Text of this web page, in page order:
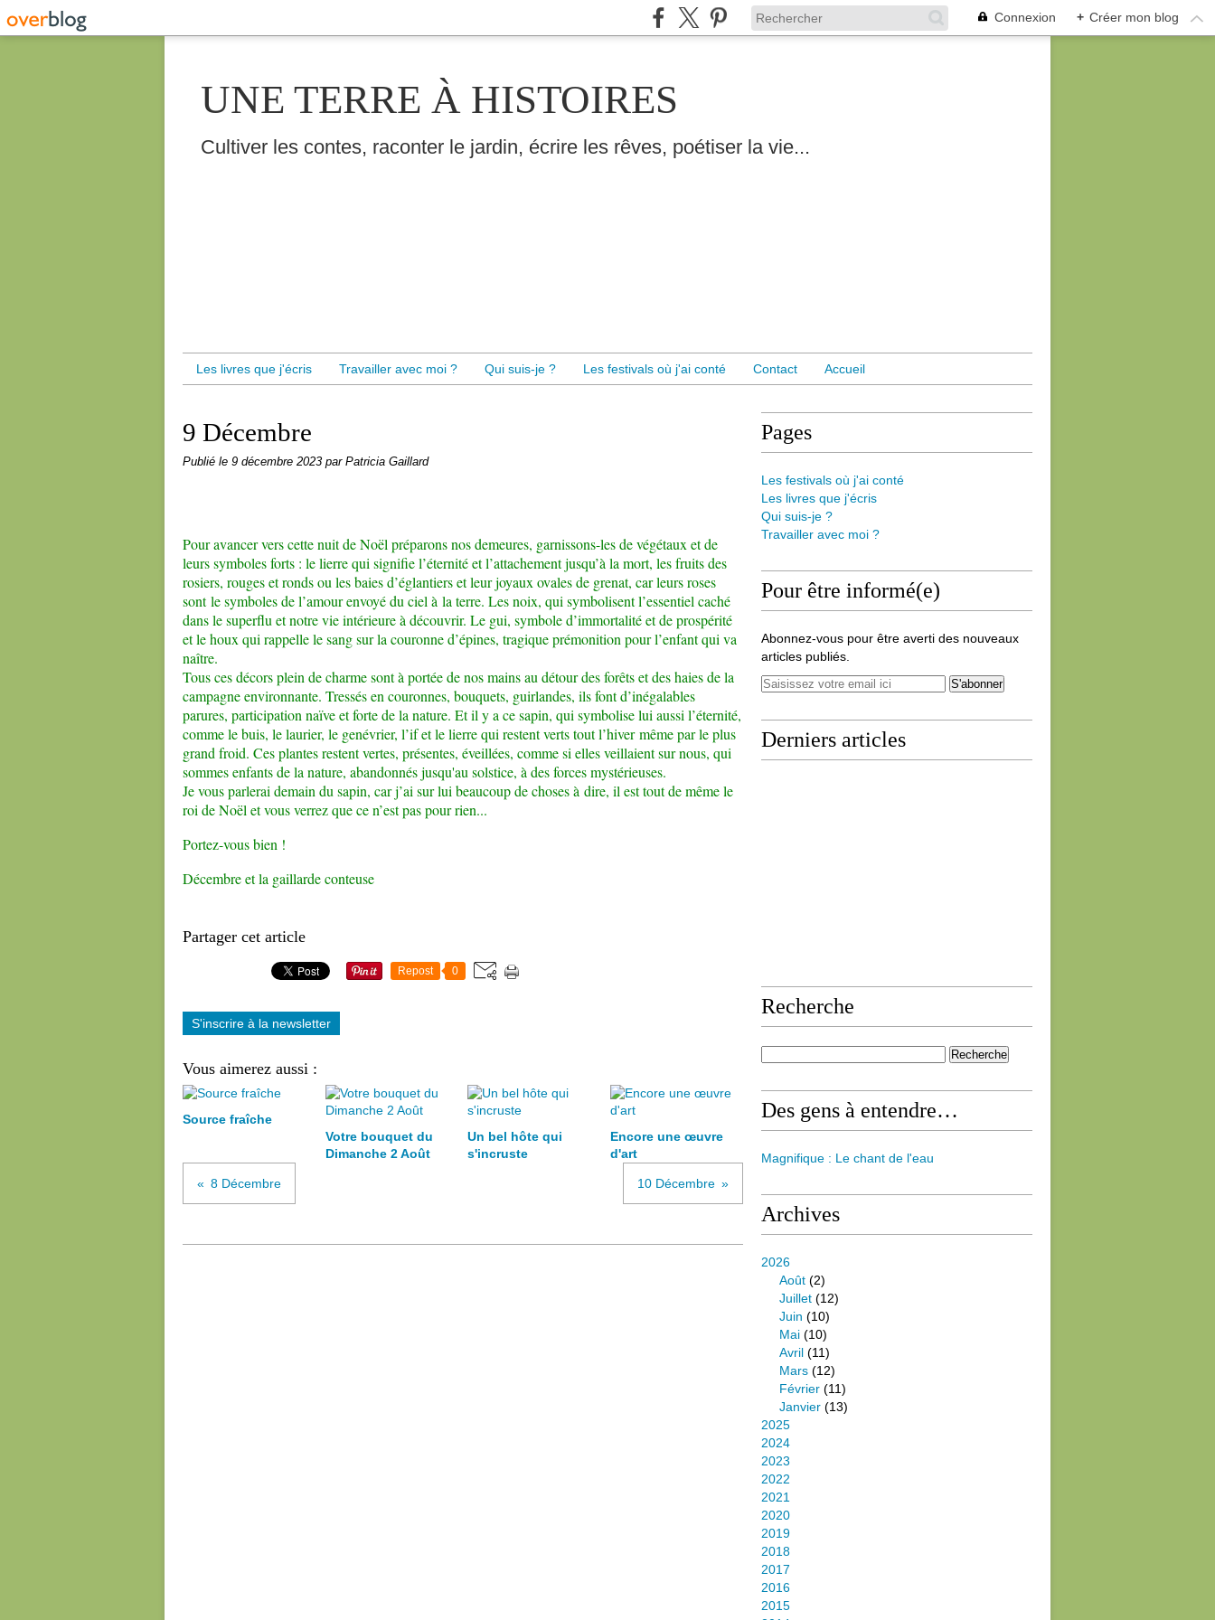
Connexion + Créer mon blog
UNE TERRE À HISTOIRES
Cultiver les contes, raconter le jardin, écrire les rêves, poétiser la vie...
Les livres que j'écris Travailler avec moi ? Qui suis-je ? Les festivals où j'ai conté Contact Accueil
9 Décembre
Publié le 9 décembre 2023 par Patricia Gaillard
Pour avancer vers cette nuit de Noël préparons nos demeures, garnissons-les de végétaux et de
leurs symboles forts : le lierre qui signifie l’éternité et l’attachement jusqu’à la mort, les fruits des
rosiers, rouges et ronds ou les baies d’églantiers et leur joyaux ovales de grenat, car leurs roses
sont le symboles de l’amour envoyé du ciel à la terre. Les noix, qui symbolisent l’essentiel caché
dans le superflu et notre vie intérieure à découvrir. Le gui, symbole d’immortalité et de prospérité
et le houx qui rappelle le sang sur la couronne d’épines, tragique prémonition pour l’enfant qui va
naître.
Tous ces décors plein de charme sont à portée de nos mains au détour des forêts et des haies de la
campagne environnante. Tressés en couronnes, bouquets, guirlandes, ils font d’inégalables
parures, participation naïve et forte de la nature. Et il y a ce sapin, qui symbolise lui aussi l’éternité,
comme le buis, le laurier, le genévrier, l’if et le lierre qui restent verts tout l’hiver même par le plus
grand froid. Ces plantes restent vertes, présentes, éveillées, comme si elles veillaient sur nous, qui
sommes enfants de la nature, abandonnés jusqu'au solstice, à des forces mystérieuses.
Je vous parlerai demain du sapin, car j’ai sur lui beaucoup de choses à dire, il est tout de même le
roi de Noël et vous verrez que ce n’est pas pour rien...
Portez-vous bien !
Décembre et la gaillarde conteuse
Partager cet article
Repost 0
S'inscrire à la newsletter
Vous aimerez aussi :
Source fraîche
Votre bouquet du
Dimanche 2 Août
Un bel hôte qui
s'incruste
Encore une œuvre
d'art
8 Décembre 10 Décembre
Pages
Les festivals où j'ai conté
Les livres que j'écris
Qui suis-je ?
Travailler avec moi ?
Pour être informé(e)
Abonnez-vous pour être averti des nouveaux
articles publiés.
Derniers articles
Recherche
Des gens à entendre…
Magnifique : Le chant de l'eau
Archives
2026
Août (2)
Juillet (12)
Juin (10)
Mai (10)
Avril (11)
Mars (12)
Février (11)
Janvier (13)
2025
2024
2023
2022
2021
2020
2019
2018
2017
2016
2015